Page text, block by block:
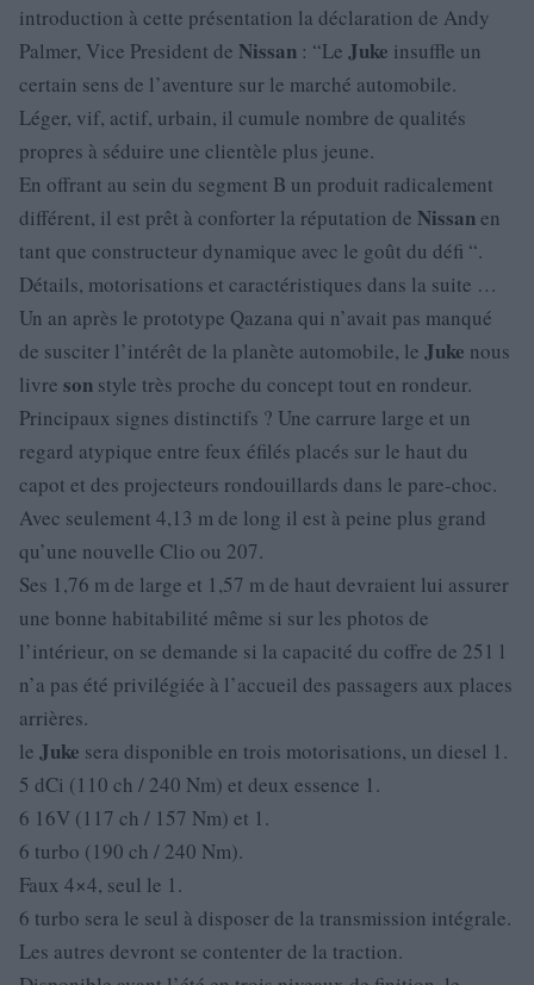
introduction à cette présentation la déclaration de Andy
Palmer, Vice President de Nissan : “Le Juke insuffle un
certain sens de l’aventure sur le marché automobile.
Léger, vif, actif, urbain, il cumule nombre de qualités
propres à séduire une clientèle plus jeune.
En offrant au sein du segment B un produit radicalement
différent, il est prêt à conforter la réputation de Nissanen
tant que constructeur dynamique avec le goût du défi “.
Détails, motorisations et caractéristiques dans la suite …
Un an après le prototype Qazana qui n’avait pas manqué
de susciter l’intérêt de la planète automobile, le Juke nous
livre son style très proche du concept tout en rondeur.
Principaux signes distinctifs ? Une carrure large et un
regard atypique entre feux éfilés placés sur le haut du
capot et des projecteurs rondouillards dans le pare-choc.
Avec seulement 4,13 m de long il est à peine plus grand
qu’une nouvelle Clio ou 207.
Ses 1,76 m de large et 1,57 m de haut devraient lui assurer
une bonne habitabilité même si sur les photos de
l’intérieur, on se demande si la capacité du coffre de 251 l
n’a pas été privilégiée à l’accueil des passagers aux places
arrières.
le Juke sera disponible en trois motorisations, un diesel 1.
5 dCi (110 ch / 240 Nm) et deux essence 1.
6 16V (117 ch / 157 Nm) et 1.
6 turbo (190 ch / 240 Nm).
Faux 4×4, seul le 1.
6 turbo sera le seul à disposer de la transmission intégrale.
Les autres devront se contenter de la traction.